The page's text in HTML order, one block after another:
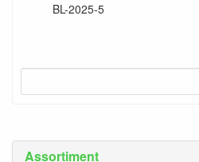
Assortiment
BL-2025-5